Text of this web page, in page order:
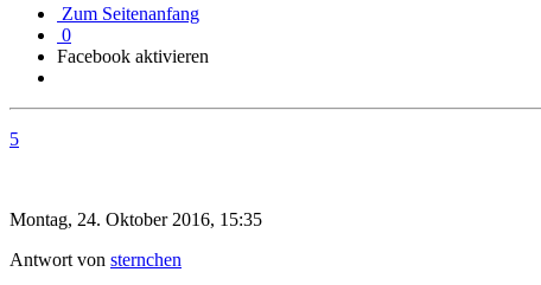
Zum Seitenanfang
0
Facebook aktivieren
5
Montag, 24. Oktober 2016, 15:35
Antwort von sternchen